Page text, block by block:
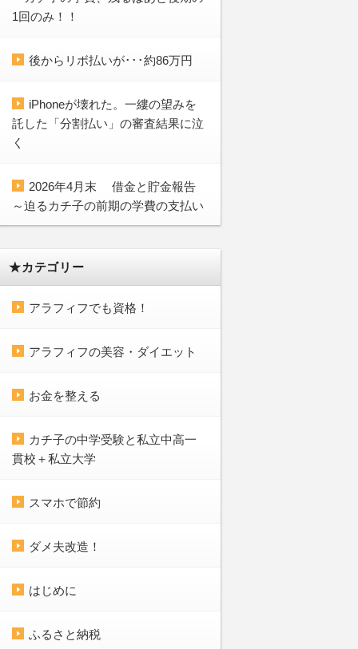
1回のみ！！
後からリボ払いが･･･約86万円
iPhoneが壊れた。一縷の望みを
託した「分割払い」の審査結果に泣
く
2026年4月末 借金と貯金報告
～迫るカチ子の前期の学費の支払い
★カテゴリー
アラフィフでも資格！
アラフィフの美容・ダイエット
お金を整える
カチ子の中学受験と私立中高一
貫校＋私立大学
スマホで節約
ダメ夫改造！
はじめに
ふるさと納税